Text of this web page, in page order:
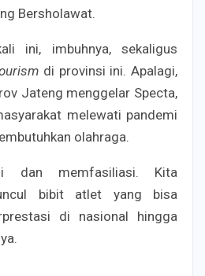
Bersholawat.
ini, imbuhnya, sekaligus
di provinsi ini. Apalagi,
Jateng menggelar Specta,
melewati pandemi
olahraga.
dan memfasiliasi. Kita
bibit atlet yang bisa
di nasional hingga